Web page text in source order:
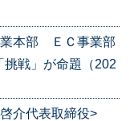
本部 ＥＣ事業部
戦」が命題（202
介代表取締役>